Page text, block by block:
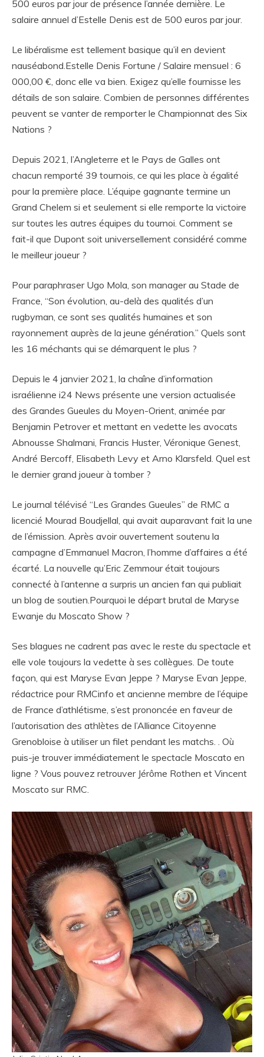
500 euros par jour de présence l’année dernière. Le
salaire annuel d’Estelle Denis est de 500 euros par jour.
Le libéralisme est tellement basique qu’il en devient
nauséabond.Estelle Denis Fortune / Salaire mensuel : 6
000,00 €, donc elle va bien. Exigez qu’elle fournisse les
détails de son salaire. Combien de personnes différentes
peuvent se vanter de remporter le Championnat des Six
Nations ?
Depuis 2021, l’Angleterre et le Pays de Galles ont
chacun remporté 39 tournois, ce qui les place à égalité
pour la première place. L’équipe gagnante termine un
Grand Chelem si et seulement si elle remporte la victoire
sur toutes les autres équipes du tournoi. Comment se
fait-il que Dupont soit universellement considéré comme
le meilleur joueur ?
Pour paraphraser Ugo Mola, son manager au Stade de
France, “Son évolution, au-delà des qualités d’un
rugbyman, ce sont ses qualités humaines et son
rayonnement auprès de la jeune génération.” Quels sont
les 16 méchants qui se démarquent le plus ?
Depuis le 4 janvier 2021, la chaîne d’information
israélienne i24 News présente une version actualisée
des Grandes Gueules du Moyen-Orient, animée par
Benjamin Petrover et mettant en vedette les avocats
Abnousse Shalmani, Francis Huster, Véronique Genest,
André Bercoff, Elisabeth Levy et Arno Klarsfeld. Quel est
le dernier grand joueur à tomber ?
Le journal télévisé “Les Grandes Gueules” de RMC a
licencié Mourad Boudjellal, qui avait auparavant fait la une
de l’émission. Après avoir ouvertement soutenu la
campagne d’Emmanuel Macron, l’homme d’affaires a été
écarté. La nouvelle qu’Eric Zemmour était toujours
connecté à l’antenne a surpris un ancien fan qui publiait
un blog de soutien.Pourquoi le départ brutal de Maryse
Ewanje du Moscato Show ?
Ses blagues ne cadrent pas avec le reste du spectacle et
elle vole toujours la vedette à ses collègues. De toute
façon, qui est Maryse Evan Jeppe ? Maryse Evan Jeppe,
rédactrice pour RMCinfo et ancienne membre de l’équipe
de France d’athlétisme, s’est prononcée en faveur de
l’autorisation des athlètes de l’Alliance Citoyenne
Grenobloise à utiliser un filet pendant les matchs. . Où
puis-je trouver immédiatement le spectacle Moscato en
ligne ? Vous pouvez retrouver Jérôme Rothen et Vincent
Moscato sur RMC.